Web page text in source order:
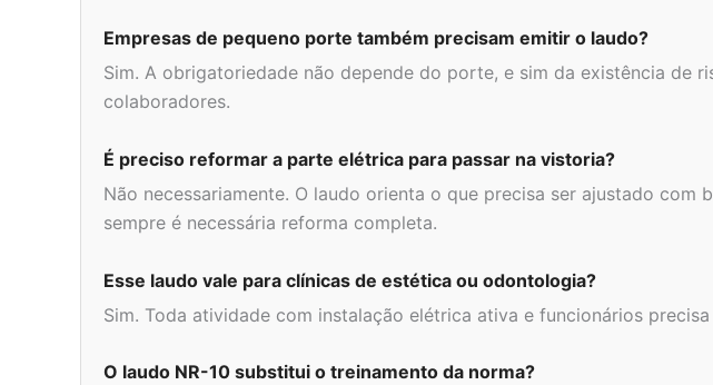
Empresas de pequeno porte também precisam emitir o laudo?
Sim. A obrigatoriedade não depende do porte, e sim da existência de
colaboradores.
É preciso reformar a parte elétrica para passar na vistoria?
Não necessariamente. O laudo orienta o que precisa ser ajustado com
sempre é necessária reforma completa.
Esse laudo vale para clínicas de estética ou odontologia?
Sim. Toda atividade com instalação elétrica ativa e funcionários precisa
O laudo NR-10 substitui o treinamento da norma?